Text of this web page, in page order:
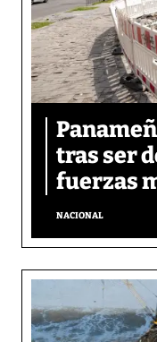
tras ser
fuerzas
NACIONAL